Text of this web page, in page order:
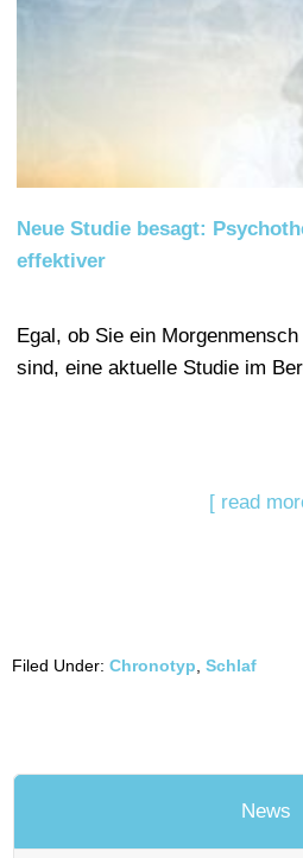
Neue Studie besagt:
effektiver
Egal, ob Sie ein
sind, eine aktuelle Studie im
[ read
Filed Under: Chronotyp Schlaf
News